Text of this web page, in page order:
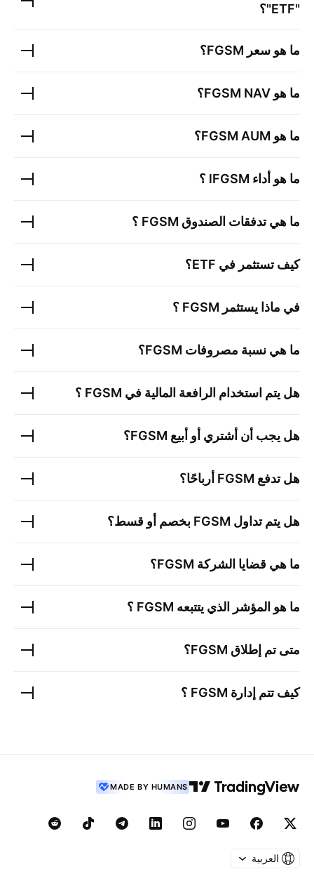
"ETF"؟
ما هو سعر FGSM؟
ما هو FGSM NAV؟
ما هو FGSM AUM؟
ما هو أداء l FGSM ؟
ما هي تدفقات الصندوق FGSM ؟
كيف تستثمر في ETF؟
في ماذا يستثمر FGSM ؟
ما هي نسبة مصروفات FGSM؟
هل يتم استخدام الرافعة المالية في FGSM ؟
هل يجب أن أشتري أو أبيع FGSM؟
هل تدفع FGSM أرباحًا؟
هل يتم تداول FGSM بخصم أو قسط؟
ما هي قضايا الشركة FGSM؟
ما هو المؤشر الذي يتتبعه FGSM ؟
متى تم إطلاق FGSM؟
كيف تتم إدارة FGSM ؟
MADE BY HUMANS
العربية